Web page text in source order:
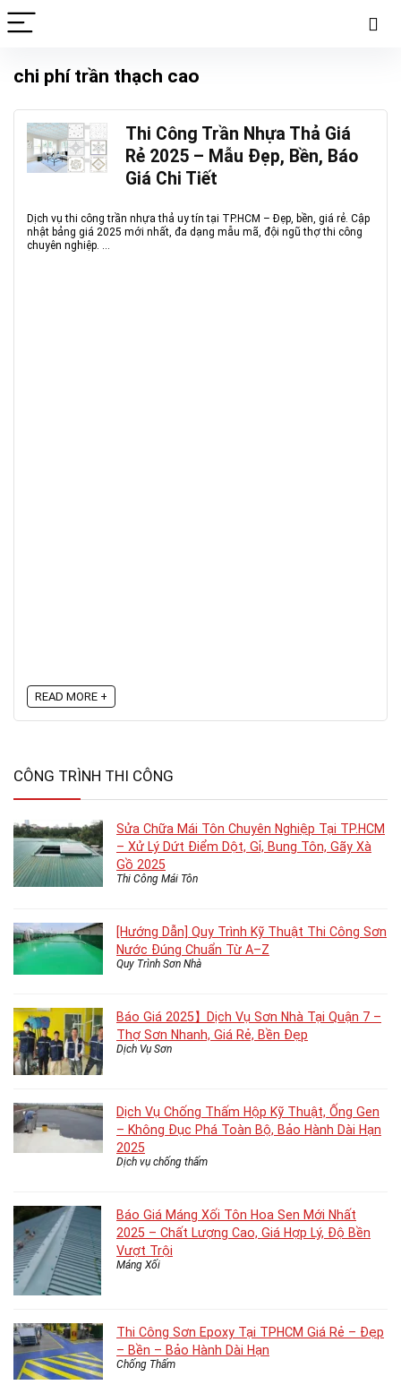
chi phí trần thạch cao
Thi Công Trần Nhựa Thả Giá
Rẻ 2025 – Mẫu Đẹp, Bền, Báo
Giá Chi Tiết
Dịch vụ thi công trần nhựa thả uy tín tại TP.HCM – Đẹp, bền, giá rẻ. Cập
nhật bảng giá 2025 mới nhất, đa dạng mẫu mã, đội ngũ thợ thi công
chuyên nghiệp. ...
READ MORE +
CÔNG TRÌNH THI CÔNG
Sửa Chữa Mái Tôn Chuyên Nghiệp Tại TP.HCM
– Xử Lý Dứt Điểm Dột, Gỉ, Bung Tôn, Gãy Xà
Gồ 2025
Thi Công Mái Tôn
[Hướng Dẫn] Quy Trình Kỹ Thuật Thi Công Sơn
Nước Đúng Chuẩn Từ A–Z
Quy Trình Sơn Nhà
Báo Giá 2025】Dịch Vụ Sơn Nhà Tại Quận 7 –
Thợ Sơn Nhanh, Giá Rẻ, Bền Đẹp
Dịch Vụ Sơn
Dịch Vụ Chống Thấm Hộp Kỹ Thuật, Ống Gen
– Không Đục Phá Toàn Bộ, Bảo Hành Dài Hạn
2025
Dịch vụ chống thấm
Báo Giá Máng Xối Tôn Hoa Sen Mới Nhất
2025 – Chất Lượng Cao, Giá Hợp Lý, Độ Bền
Vượt Trội
Máng Xối
Thi Công Sơn Epoxy Tại TPHCM Giá Rẻ – Đẹp
– Bền – Bảo Hành Dài Hạn
Chống Thấm